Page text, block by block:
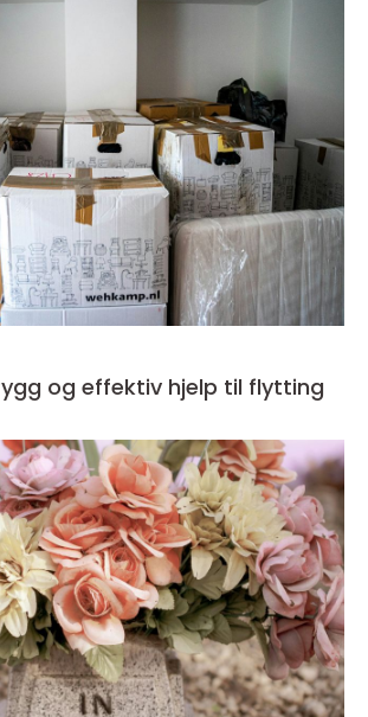
trygg og effektiv hjelp til flytting